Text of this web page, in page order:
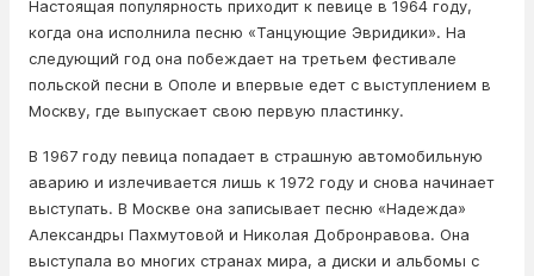
Настоящая популярность приходит к певице в 1964 году,
когда она исполнила песню «Танцующие Эвридики». На
следующий год она побеждает на третьем фестивале
польской песни в Ополе и впервые едет с выступлением в
Москву, где выпускает свою первую пластинку.
В 1967 году певица попадает в страшную автомобильную
аварию и излечивается лишь к 1972 году и снова начинает
выступать. В Москве она записывает песню «Надежда»
Александры Пахмутовой и Николая Добронравова. Она
выступала во многих странах мира, а диски и альбомы с